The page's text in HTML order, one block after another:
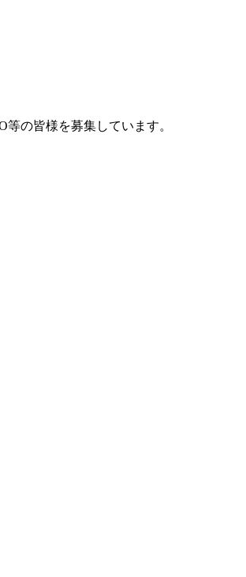
の皆様を募集しています。